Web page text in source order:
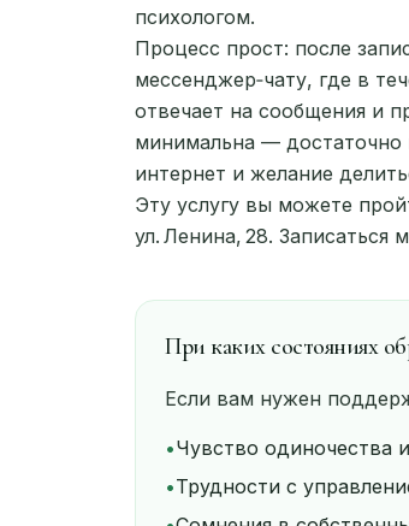
психологом.
Процесс прост: после
мессенджер‑чату, где в
отвечает на сообщения и
минимальна —
интернет и желание
Эту услугу вы можете
ул. Ленина, 28. Записаться
При каких состояниях
Если вам нужен
•Чувство одиночества
•Трудности с